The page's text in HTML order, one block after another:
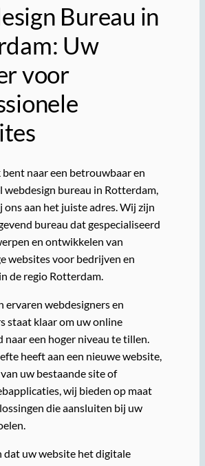
Bureau in
Uw
voor
bent naar een betrouwbaar en
webdesign bureau in Rotterdam,
ons aan het juiste adres. Wij zijn
bureau dat gespecialiseerd
en ontwikkelen van
websites voor bedrijven en
de regio Rotterdam.
ervaren webdesigners en
staat klaar om uw online
naar een hoger niveau te tillen.
heeft aan een nieuwe website,
uw bestaande site of
wij bieden op maat
die aansluiten bij uw
dat uw website het digitale